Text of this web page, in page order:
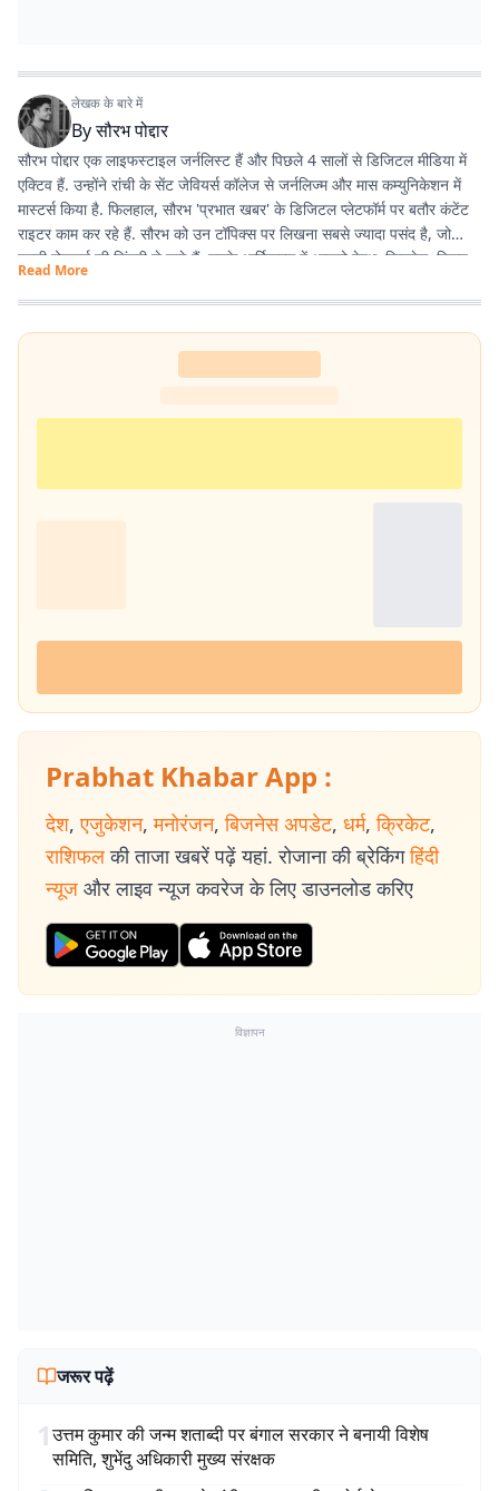
लेखक के बारे में
Byसौरभ पोद्दार
सौरभ पोद्दार एक लाइफस्टाइल जर्नलिस्ट हैं और पिछले 4 सालों से डिजिटल मीडिया में
एक्टिव हैं. उन्होंने रांची के सेंट जेवियर्स कॉलेज से जर्नलिज्म और मास कम्युनिकेशन में
मास्टर्स किया है. फिलहाल, सौरभ 'प्रभात खबर' के डिजिटल प्लेटफॉर्म पर बतौर कंटेंट
राइटर काम कर रहे हैं. सौरभ को उन टॉपिक्स पर लिखना सबसे ज्यादा पसंद है, जो
हमारी रोजमर्रा की जिंदगी से जुड़े हैं. उनके आर्टिकल्स में आपको हेल्थ, फिटनेस, स्किन-
हेयर केयर, पेरेंटिंग, हेल्दी रेसिपीज, घरेलू नुस्खे, रिलेशनशिप और वास्तु शास्त्र जैसी
उपयोगी जानकारियां मिलेंगी. फिटनेस और अच्छी सेहत सौरभ की निजी जिंदगी का भी
अहम हिस्सा हैं. वे जिन विषयों पर लिखते हैं, उन्हें अपनी रूटीन में फॉलो भी करते हैं.
उनका मानना है कि जब आप किसी चीज को खुद एक्सपीरियंस करते हैं, तभी दूसरों तक
सही और प्रैक्टिकल जानकारी पहुंचा सकते हैं. उनकी हमेशा यही कोशिश रहती है कि वे
Read More
Prabhat Khabar App :
देश, एजुकेशन, मनोरंजन, बिजनेस अपडेट, धर्म, क्रिकेट,
राशिफल की ताजा खबरें पढ़ें यहां. रोजाना की ब्रेकिंग हिंदी
न्यूज और लाइव न्यूज कवरेज के लिए डाउनलोड करिए
विज्ञापन
जरूर पढ़ें
1उत्तम कुमार की जन्म शताब्दी पर बंगाल सरकार ने बनायी विशेष
समिति, शुभेंदु अधिकारी मुख्य संरक्षक